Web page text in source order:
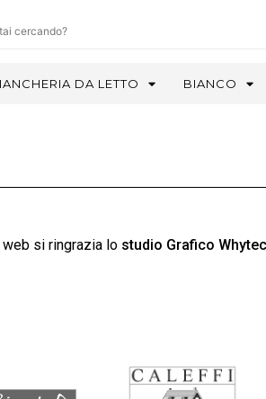
DA LETTO BIANCO
si ringrazia lo studio Grafico